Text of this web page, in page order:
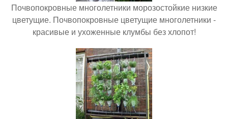
Почвопокровные многолетники морозостойкие низкие
цветущие. Почвопокровные цветущие многолетники -
красивые и ухоженные клумбы без хлопот!